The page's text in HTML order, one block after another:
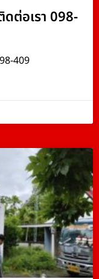
ดต่อเรา 098-
409